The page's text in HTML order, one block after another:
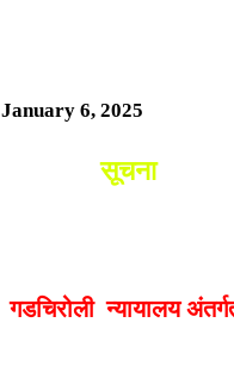
January 6, 2025
सूचना
गडचिरोली न्यायालय